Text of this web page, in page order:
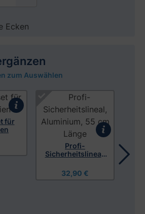
Ecken
zum Auswählen
für
Profi-
Sicherheitslineal,
Länge
32,90 €